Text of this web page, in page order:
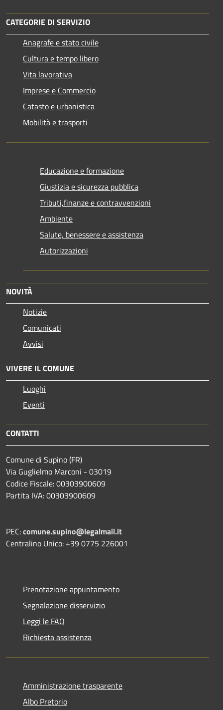
CATEGORIE DI SERVIZIO
Anagrafe e stato civile
Cultura e tempo libero
Vita lavorativa
Imprese e Commercio
Catasto e urbanistica
Mobilità e trasporti
Educazione e formazione
Giustizia e sicurezza pubblica
Tributi,finanze e contravvenzioni
Ambiente
Salute, benessere e assistenza
Autorizzazioni
NOVITÀ
Notizie
Comunicati
Avvisi
VIVERE IL COMUNE
Luoghi
Eventi
CONTATTI
Comune di Supino (FR)
Via Guglielmo Marconi - 03019
Codice Fiscale: 00303900609
Partita IVA: 00303900609
PEC:comune.supino@legalmail.it
Centralino Unico: +39 0775 226001
Prenotazione appuntamento
Segnalazione disservizio
Leggi le FAQ
Richiesta assistenza
Amministrazione trasparente
Albo Pretorio